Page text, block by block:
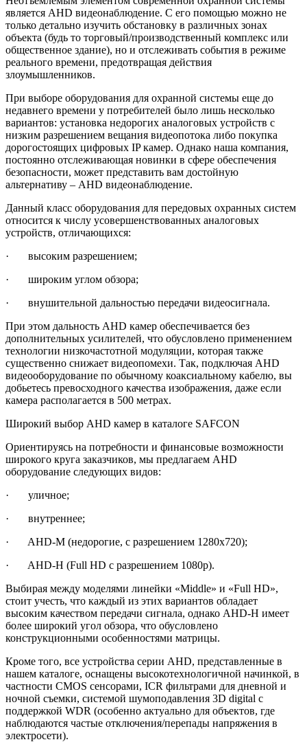
является AHD видеонаблюдение. С его помощью можно не
только детально изучить обстановку в различных зонах
объекта (будь то торговый/производственный комплекс или
общественное здание), но и отслеживать события в режиме
реального времени, предотвращая действия
злоумышленников.
При выборе оборудования для охранной системы еще до
недавнего времени у потребителей было лишь несколько
вариантов: установка недорогих аналоговых устройств с
низким разрешением вещания видеопотока либо покупка
дорогостоящих цифровых IP камер. Однако наша компания,
постоянно отслеживающая новинки в сфере обеспечения
безопасности, может представить вам достойную
альтернативу – AHD видеонаблюдение.
Данный класс оборудования для передовых охранных систем
относится к числу усовершенствованных аналоговых
устройств, отличающихся:
· высоким разрешением;
· широким углом обзора;
· внушительной дальностью передачи видеосигнала.
При этом дальность AHD камер обеспечивается без
дополнительных усилителей, что обусловлено применением
технологии низкочастотной модуляции, которая также
существенно снижает видеопомехи. Так, подключая AHD
видеооборудование по обычному коаксиальному кабелю, вы
добьетесь превосходного качества изображения, даже если
камера располагается в 500 метрах.
Широкий выбор AHD камер в каталоге SAFCON
Ориентируясь на потребности и финансовые возможности
широкого круга заказчиков, мы предлагаем AHD
оборудование следующих видов:
· уличное;
· внутреннее;
· AHD-M (недорогие, с разрешением 1280х720);
· AHD-H (Full HD с разрешением 1080р).
Выбирая между моделями линейки «Middle» и «Full HD»,
стоит учесть, что каждый из этих вариантов обладает
высоким качеством передачи сигнала, однако AHD-H имеет
более широкий угол обзора, что обусловлено
конструкционными особенностями матрицы.
Кроме того, все устройства серии AHD, представленные в
нашем каталоге, оснащены высокотехнологичной начинкой, в
частности CMOS сенсорами, ICR фильтрами для дневной и
ночной съемки, системой шумоподавления 3D digital с
поддержкой WDR (особенно актуально для объектов, где
наблюдаются частые отключения/перепады напряжения в
электросети).